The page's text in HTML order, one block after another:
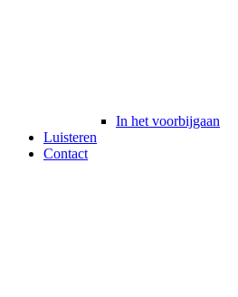
In het voorbijgaan
Luisteren
Contact